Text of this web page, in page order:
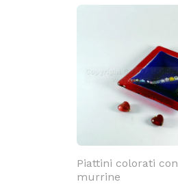
Piattini colorati con
murrine